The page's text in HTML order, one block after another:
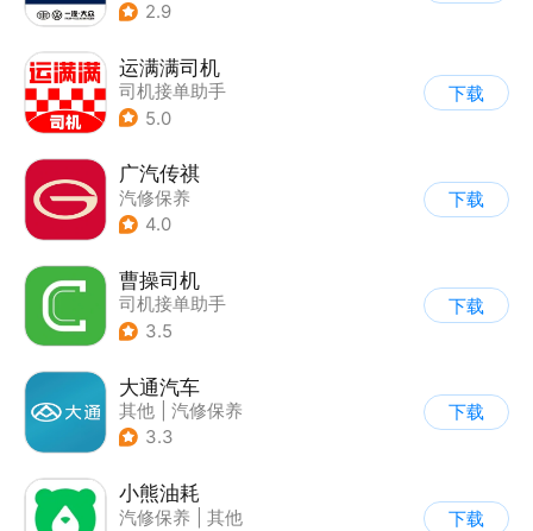
2.9
运满满司机
司机接单助手
5.0
下载
广汽传祺
汽修保养
4.0
下载
曹操司机
司机接单助手
3.5
下载
大通汽车
其他
汽修保养
3.3
下载
小熊油耗
汽修保养
其他
下载